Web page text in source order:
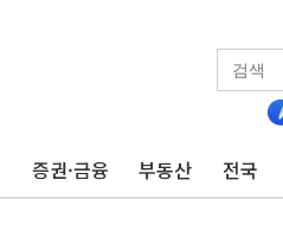
증권·금융 부동산 전국
…곧 사망해도 놀랍지 않아"